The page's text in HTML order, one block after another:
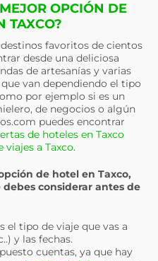
OPCIÓN DE
TAXCO?
destinos favoritos de cientos
desde una deliciosa
de artesanías y varias
que van dependiendo el tipo
por ejemplo si es un
de negocios o algún
puedes encontrar
de hoteles en Taxco
viajes a Taxco.
de hotel en Taxco,
considerar antes de
el tipo de viaje que vas a
y las fechas.
cuentas, ya que hay